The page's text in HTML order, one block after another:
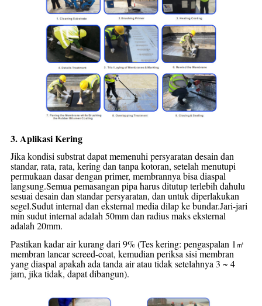
3. Aplikasi Kering
Jika kondisi substrat dapat memenuhi persyaratan desain dan
standar, rata, rata, keringdan tanpa kotoran, setelah menutupi
permukaan dasar dengan primer, membrannya bisa diaspal
langsung.Semua pemasangan pipa harus ditutup terlebih dahulu
sesuai desain dan standarpersyaratan, dan untuk diperlakukan
segel.Sudut internal dan eksternal media dilap kebundar.Jari-jari
min sudut internal adalah 50mm dan radius maks eksternal
adalah 20mm.
Pastikan kadar air kurang dari 9% (Tes kering: pengaspalan 1 ㎡
membran lancarscreed-coat, kemudian periksa sisi membran
yang diaspal apakah ada tanda air atau tidak setelahnya 3 ~ 4
jam, jika tidak, dapat dibangun).